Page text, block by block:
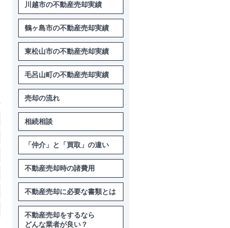
川越市の不動産売却実績
鶴ヶ島市の不動産売却実績
東松山市の不動産売却実績
毛呂山町の不動産売却実績
売却の流れ
相続相談
「仲介」と「買取」の違い
不動産売却時の諸費用
不動産売却に必要な書類とは
不動産売却をするなら
どんな業者が良い？